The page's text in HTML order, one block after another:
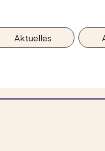
Aktuelles